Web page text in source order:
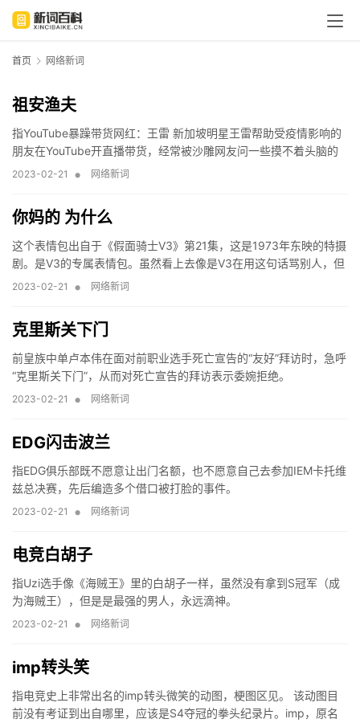
首页 网络新词
祖安渔夫
指YouTube暴躁带货网红：王雷 新加坡明星王雷帮助受疫情影响的
朋友在YouTube开直播带货，经常被沙雕网友问一些摸不着头脑的
问题，化身暴躁老哥自称林北（闽南话中“你爸”的意思）向网友发出
2023-02-21 • 网络新词
你妈的 为什么
这个表情包出自于《假面骑士V3》第21集，这是1973年东映的特摄
剧。是V3的专属表情包。虽然看上去像是V3在用这句话骂别人，但
是作为正义英雄的形象，V3是不会爆这样的粗口的，但是这个极具
2023-02-21 • 网络新词
克里斯关下门
前皇族中单卢本伟在面对前职业选手死亡宣告的“友好”拜访时，急呼
“克里斯关下门”，从而对死亡宣告的拜访表示委婉拒绝。
2023-02-21 • 网络新词
EDG闪击波兰
指EDG俱乐部既不愿意让出门名额，也不愿意自己去参加IEM卡托维
兹总决赛，先后编造多个借口被打脸的事件。
2023-02-21 • 网络新词
电竞白胡子
指Uzi选手像《海贼王》里的白胡子一样，虽然没有拿到S冠军（成
为海贼王），但是是最强的男人，永远滴神。
2023-02-21 • 网络新词
imp转头笑
指电竞史上非常出名的imp转头微笑的动图，梗图区见。 该动图目
前没有考证到出自哪里，应该是S4夺冠的拳头纪录片。imp，原名